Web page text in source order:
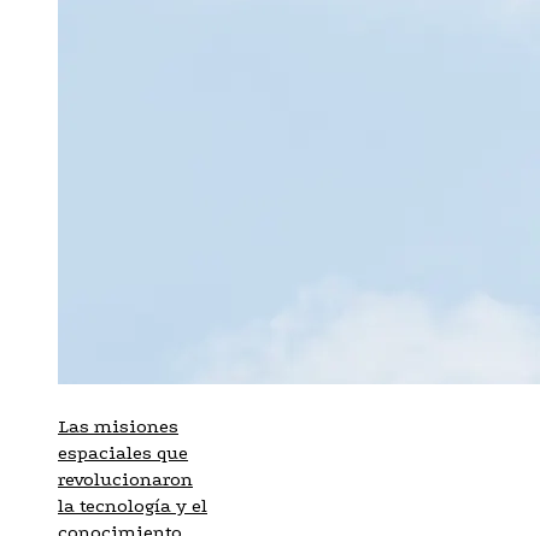
Las misiones
espaciales que
revolucionaron
la tecnología y el